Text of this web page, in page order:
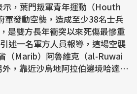
示，葉門叛軍青年運動（Houth
軍發動空襲，造成至少38名士兵
是雙方長年衝突以來死傷最慘重
（Marib）阿魯維克（al-Ruwai
，靠近沙烏地阿拉伯邊境哈達拉